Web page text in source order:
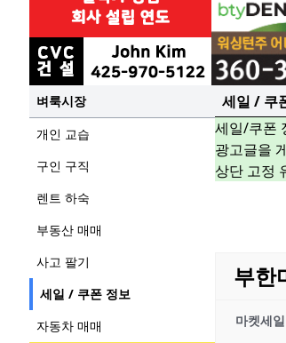
벼룩시장
개인 교습
구인 구직
렌트 하숙
부동산 매매
사고 팔기
세일 / 쿠폰 정보
자동차 매매
세일 / 쿠
세일/쿠폰
광고글을
상단 고정
부한
마켓세일